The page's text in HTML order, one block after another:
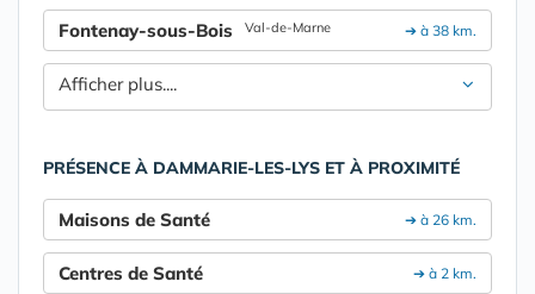
➔ à 38 km.
Fontenay-sous-Bois Val-de-Marne
Afficher plus....
PRÉSENCE À DAMMARIE-LES-LYS ET À PROXIMITÉ
➔ à 26 km.
Maisons de Santé
➔ à 2 km.
Centres de Santé